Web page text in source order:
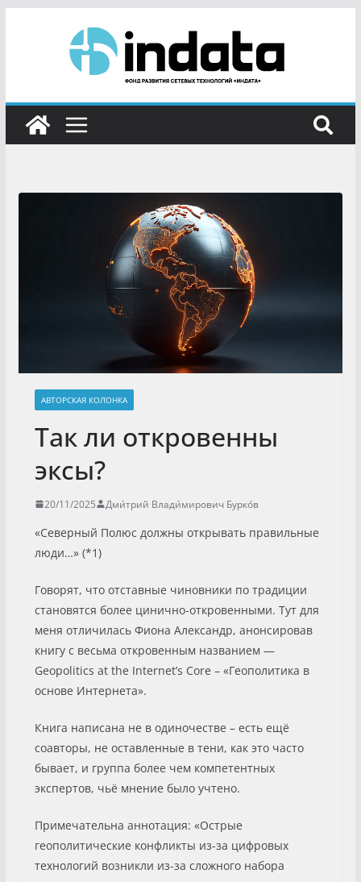
АВТОРСКАЯ КОЛОНКА
Так ли откровенны
эксы?
20/11/2025 Дми́трий Влади́мирович Бурко́в
«Северный Полюс должны открывать правильные
люди…» (*1)
Говорят, что отставные чиновники по традиции
становятся более цинично-откровенными. Тут для
меня отличилась Фиона Александр, анонсировав
книгу с весьма откровенным названием —
Geopolitics at the Internet’s Core – «Геополитика в
основе Интернета».
Книга написана не в одиночестве – есть ещё
соавторы, не оставленные в тени, как это часто
бывает, и группа более чем компетентных
экспертов, чьё мнение было учтено.
Примечательна аннотация: «Острые
геополитические конфликты из-за цифровых
технологий возникли из-за сложного набора